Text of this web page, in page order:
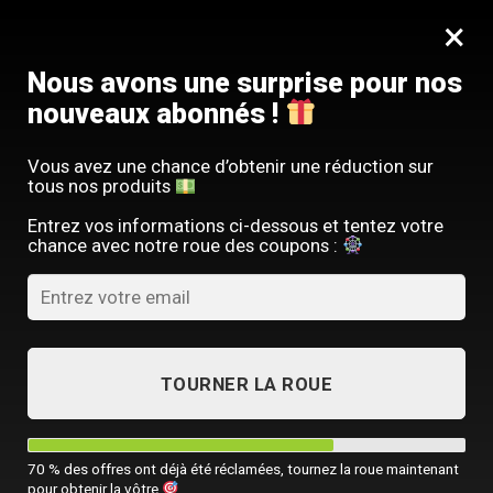
contenu
Numéro de commande Numéro de suivi
Numéro de commande
Adresse e-mail ou numéro de téléphone
×
Nous avons une surprise pour nos
nouveaux abonnés !
Vous avez une chance d’obtenir une réduction sur
tous nos produits
Entrez vos informations ci-dessous et tentez votre
chance avec notre roue des coupons :
TOURNER LA ROUE
70 % des offres ont déjà été réclamées, tournez la roue maintenant
pour obtenir la vôtre